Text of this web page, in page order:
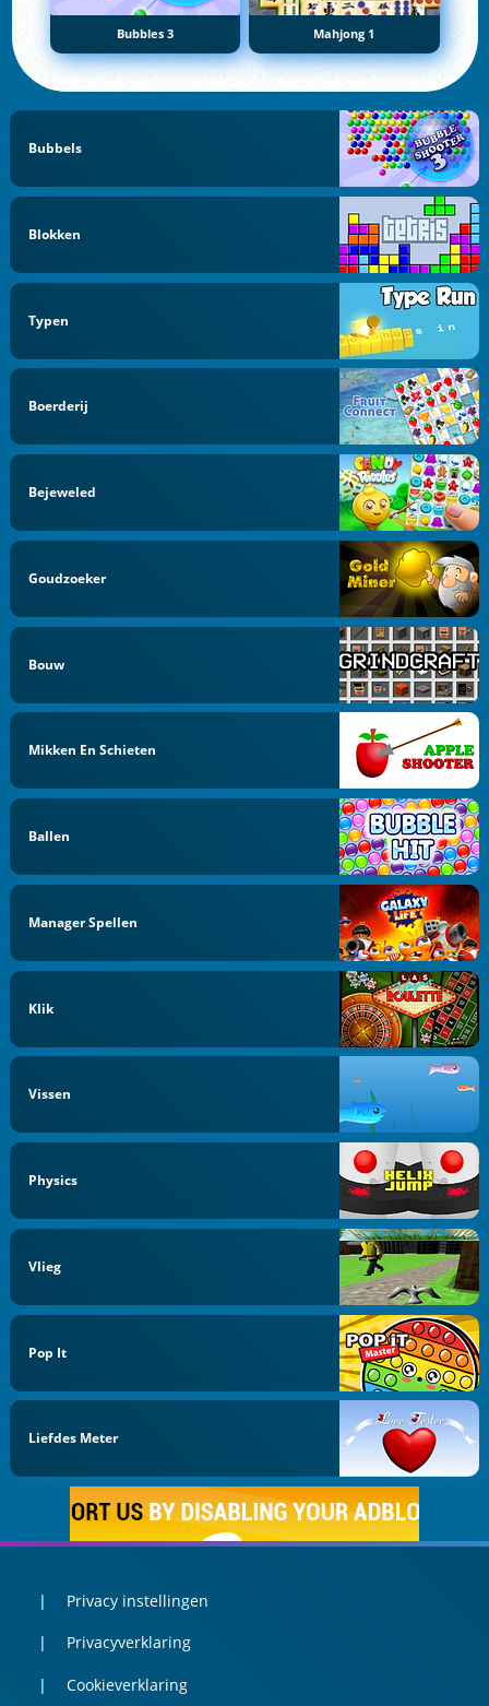
Bubbles 3 Mahjong 1
Bubbels
Blokken
Typen
Boerderij
Bejeweled
Goudzoeker
Bouw
Mikken En Schieten
Ballen
Manager Spellen
Klik
Vissen
Physics
Vlieg
Pop It
Liefdes Meter
Privacy instellingen
Privacyverklaring
Cookieverklaring